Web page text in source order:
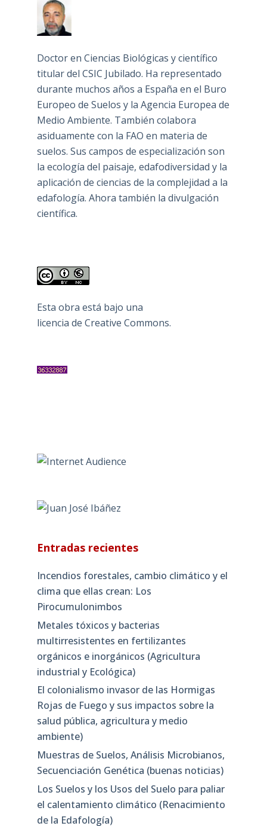
Doctor en Ciencias Biológicas y científico
titular del CSIC Jubilado. Ha representado
durante muchos años a España en el Buro
Europeo de Suelos y la Agencia Europea de
Medio Ambiente. También colabora
asiduamente con la FAO en materia de
suelos. Sus campos de especialización son
la ecología del paisaje, edafodiversidad y la
aplicación de ciencias de la complejidad a la
edafología. Ahora también la divulgación
científica.
Esta obra está bajo una
licencia de Creative Commons.
Entradas recientes
Incendios forestales, cambio climático y el
clima que ellas crean: Los
Pirocumulonimbos
Metales tóxicos y bacterias
multirresistentes en fertilizantes
orgánicos e inorgánicos (Agricultura
industrial y Ecológica)
El colonialismo invasor de las Hormigas
Rojas de Fuego y sus impactos sobre la
salud pública, agricultura y medio
ambiente)
Muestras de Suelos, Análisis Microbianos,
Secuenciación Genética (buenas noticias)
Los Suelos y los Usos del Suelo para paliar
el calentamiento climático (Renacimiento
de la Edafología)